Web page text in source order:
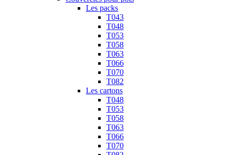
Les packs
T043
T048
T053
T058
T063
T066
T070
T082
Les cartons
T048
T053
T058
T063
T066
T070